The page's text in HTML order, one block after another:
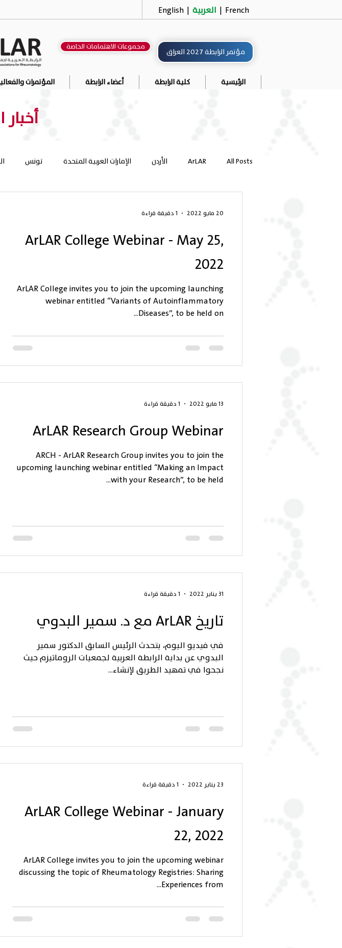
مجموعات الاهتمامات الخاصة مؤتمر الرابطة 2027 العراق
الرئيسية كلية الرابطة أعضاء الرابطة المؤتمرات
English | العربية | French
أخبار
All Posts
ArLAR الأردن الإمارات العربية المتحدة تونس
ArLAR College Webinar - May 25,
2022
ArLAR College invites you to join the upcoming launching
webinar entitled “Variants of Autoinflammatory
Diseases”, to be held on...
20 مايو 2022 1 دقيقة قراءة
ArLAR Research Group Webinar
ARCH - ArLAR Research Group invites you to join the
upcoming launching webinar entitled “Making an Impact
with your Research”, to be held...
13 مايو 2022 1 دقيقة قراءة
تاريخ ArLAR مع د. سمير البدوي
في فيديو اليوم، يتحدث الرئيس السابق الدكتور سمير
البدوي عن بداية الرابطة العربية لجمعيات الروماتيزم حيث
نجحوا في تمهيد الطريق لإنشاء...
31 يناير 2022 1 دقيقة قراءة
ArLAR College Webinar - January
22, 2022
ArLAR College invites you to join the upcoming webinar
discussing the topic of Rheumatology Registries: Sharing
Experiences from...
23 يناير 2022 1 دقيقة قراءة